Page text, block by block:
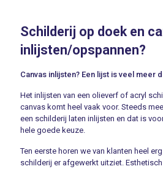
Schilderij op doek en
inlijsten/opspannen?
Canvas inlijsten? Een lijst is veel meer
Het inlijsten van een olieverf of acryl
canvas komt heel vaak voor. Steeds
een schilderij laten inlijsten en dat is
hele goede keuze.
Ten eerste horen we van klanten heel
schilderij er afgewerkt uitziet.